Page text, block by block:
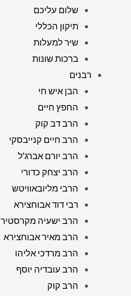
שלום עליכם
תיקון הכללי
שיר למעלות
ברכות שונות
רבנים
הבן איש חי
החפץ חיים
הרב דב קוק
הרב חיים קנייבסקי
הרב יורם אברג'ל
הרב יצחק כדורי
הרבי מליובאוויטש
רבי דוד אבוחצירא
הרב ישעיה מקרסטיר
הרב מאיר אבוחצירא
הרב מרדכי אליהו
הרב עובדיה יוסף
הרב קוק